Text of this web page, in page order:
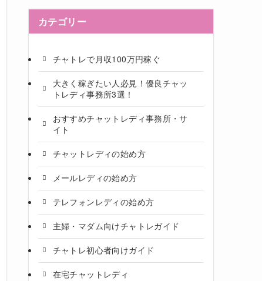
カテゴリー
チャトレで月収100万円稼ぐ
大きく稼ぎたい人必見！優良チャッ
トレディ事務所3選！
おすすめチャットレディ事務所・サ
イト
チャットレディの始め方
メールレディの始め方
テレフォンレディの始め方
主婦・マダム向けチャトレガイド
チャトレ初心者向けガイド
在宅チャットレディ